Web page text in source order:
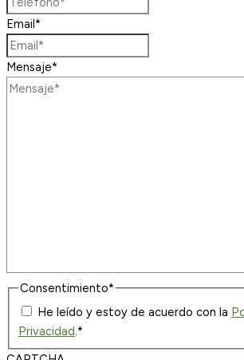
Email *
Mensaje*
Consentimiento*
He leído y estoy de acuerdo con la
Privacidad *